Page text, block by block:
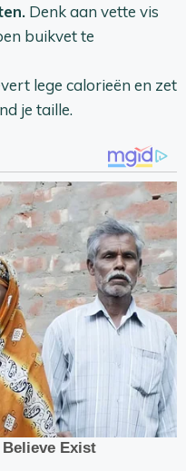
Denk aan vette vis
buikvet te
lege calorieën en zet
je taille.